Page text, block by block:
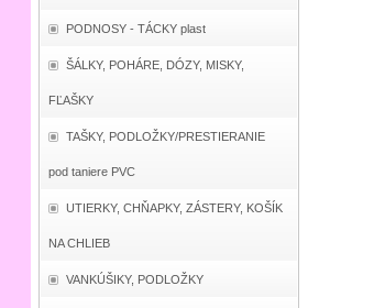
PODNOSY - TÁCKY plast
ŠÁLKY, POHÁRE, DÓZY, MISKY,
FĽAŠKY
TAŠKY, PODLOŽKY/PRESTIERANIE
pod taniere PVC
UTIERKY, CHŇAPKY, ZÁSTERY, KOŠÍK
NA CHLIEB
VANKÚŠIKY, PODLOŽKY